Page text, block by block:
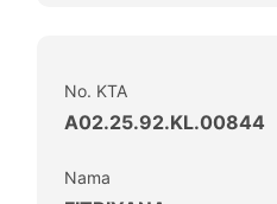
No. KTA
A02.25.92.KL.00844
Nama